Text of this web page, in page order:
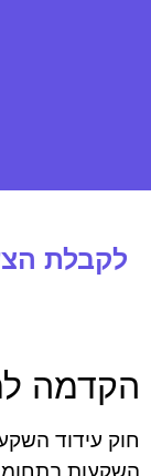
לקבלת
הקדמה
חוק עידוד